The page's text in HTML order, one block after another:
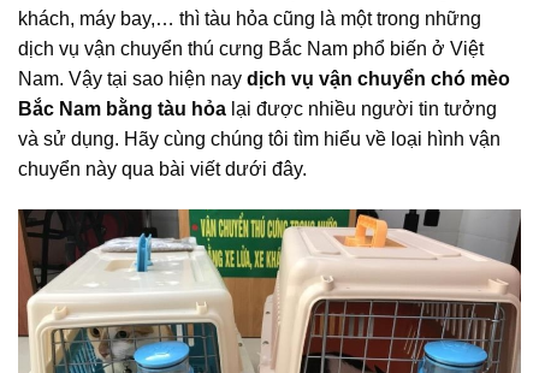
khách, máy bay,… thì tàu hỏa cũng là một trong những
dịch vụ vận chuyển thú cưng Bắc Nam phổ biến ở Việt
Nam. Vậy tại sao hiện nay dịch vụ vận chuyển chó mèo
Bắc Nam bằng tàu hỏa lại được nhiều người tin tưởng
và sử dụng. Hãy cùng chúng tôi tìm hiểu về loại hình vận
chuyển này qua bài viết dưới đây.